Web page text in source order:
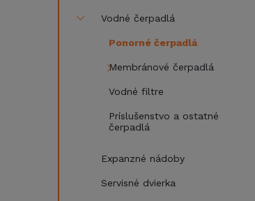
Vodné čerpadlá
Ponorné čerpadlá
Membránové čerpadlá
Vodné filtre
Príslušenstvo a ostatné
čerpadlá
Expanzné nádoby
Servisné dvierka